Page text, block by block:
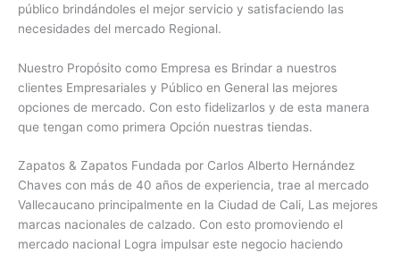
público brindándoles el mejor servicio y satisfaciendo las
necesidades del mercado Regional.
Nuestro Propósito como Empresa es Brindar a nuestros
clientes Empresariales y Público en General las mejores
opciones de mercado. Con esto fidelizarlos y de esta manera
que tengan como primera Opción nuestras tiendas.
Zapatos & Zapatos Fundada por Carlos Alberto Hernández
Chaves con más de 40 años de experiencia, trae al mercado
Vallecaucano principalmente en la Ciudad de Cali, Las mejores
marcas nacionales de calzado. Con esto promoviendo el
mercado nacional Logra impulsar este negocio haciendo